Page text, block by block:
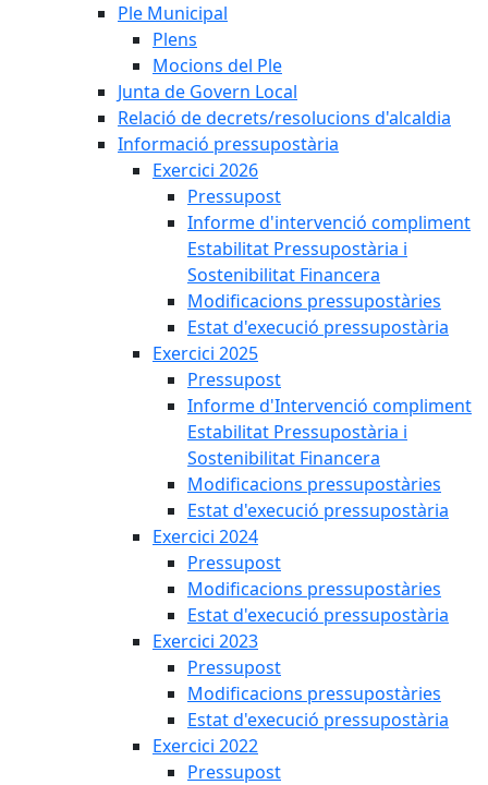
Ple Municipal
Plens
Mocions del Ple
Junta de Govern Local
Relació de decrets/resolucions d'alcaldia
Informació pressupostària
Exercici 2026
Pressupost
Informe d'intervenció compliment
Estabilitat Pressupostària i
Sostenibilitat Financera
Modificacions pressupostàries
Estat d'execució pressupostària
Exercici 2025
Pressupost
Informe d'Intervenció compliment
Estabilitat Pressupostària i
Sostenibilitat Financera
Modificacions pressupostàries
Estat d'execució pressupostària
Exercici 2024
Pressupost
Modificacions pressupostàries
Estat d'execució pressupostària
Exercici 2023
Pressupost
Modificacions pressupostàries
Estat d'execució pressupostària
Exercici 2022
Pressupost